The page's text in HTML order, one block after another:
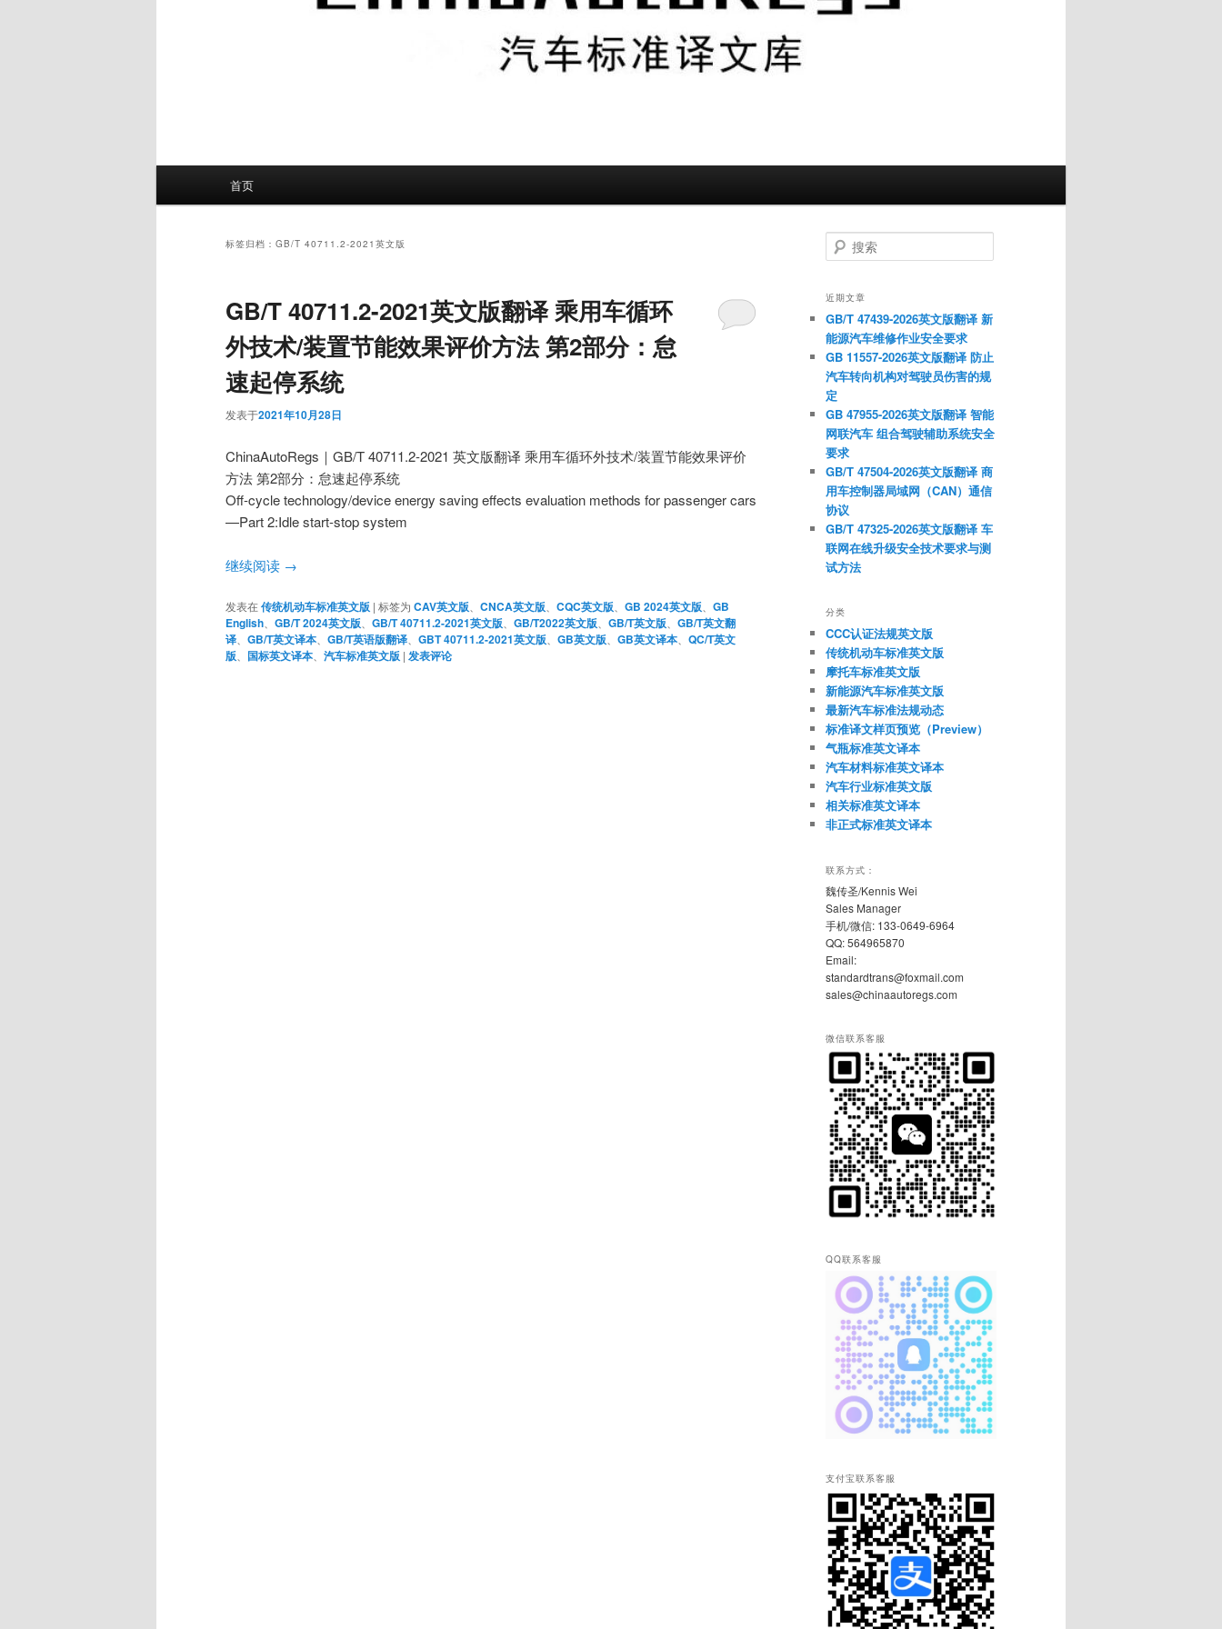
首页
标签归档： GB/T 40711.2-2021英文版
GB/T 40711.2-2021英文版翻译 乘用车循环
外技术/装置节能效果评价方法 第2部分：怠
速起停系统
发表于2021年10月28日
ChinaAutoRegs｜GB/T 40711.2-2021 英文版翻译 乘用车循环外技术/装置节能效果评价
方法 第2部分：怠速起停系统
Off-cycle technology/device energy saving effects evaluation methods for passenger cars
—Part 2:Idle start-stop system
继续阅读 →
发表在传统机动车标准英文版 | 标签为 CAV英文版 CNCA英文版 CQC英文版 GB 2024英文版
GB
English
GB/T 2024英文版 GB/T 40711.2-2021英文版 GB/T2022英文版 GB/T英文版
GB/T英文翻
译
GB/T英文译本 GB/T英语版翻译 GBT 40711.2-2021英文版 GB英文版 GB英文译本
QC/T英文
版
国标英文译本 汽车标准英文版 | 发表评论
搜
索
近期文章
GB/T 47439-2026英文版翻译 新
能源汽车维修作业安全要求
GB 11557-2026英文版翻译 防止
汽车转向机构对驾驶员伤害的规
定
GB 47955-2026英文版翻译 智能
网联汽车 组合驾驶辅助系统安全
要求
GB/T 47504-2026英文版翻译 商
用车控制器局域网（CAN）通信
协议
GB/T 47325-2026英文版翻译 车
联网在线升级安全技术要求与测
试方法
分类
CCC认证法规英文版
传统机动车标准英文版
摩托车标准英文版
新能源汽车标准英文版
最新汽车标准法规动态
标准译文样页预览（Preview）
气瓶标准英文译本
汽车材料标准英文译本
汽车行业标准英文版
相关标准英文译本
非正式标准英文译本
联系方式：
魏传圣/Kennis Wei
Sales Manager
手机/微信: 133-0649-6964
QQ: 564965870
Email:
standardtrans@foxmail.com
sales@chinaautoregs.com
微信联系客服
QQ联系客服
支付宝联系客服